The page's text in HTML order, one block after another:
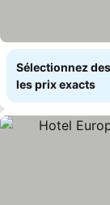
Sélectionnez
les prix exacts